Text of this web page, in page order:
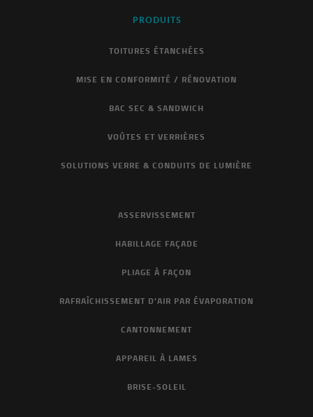
PRODUITS
TOITURES ÉTANCHÉES
MISE EN CONFORMITÉ / RÉNOVATION
BAC SEC & SANDWICH
VOÛTES ET VERRIÈRES
SOLUTIONS VERRE & CONDUITS DE LUMIÈRE
ASSERVISSEMENT
HABILLAGE FAÇADE
PLIAGE À FAÇON
RAFRAÎCHISSEMENT D'AIR PAR ÉVAPORATION
CANTONNEMENT
APPAREIL À LAMES
BRISE-SOLEIL